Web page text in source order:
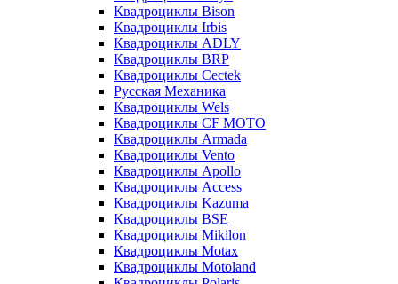
Квадроциклы Bison
Квадроциклы Irbis
Квадроциклы ADLY
Квадроциклы BRP
Квадроциклы Cectek
Русская Механика
Квадроциклы Wels
Квадроциклы CF MOTO
Квадроциклы Armada
Квадроциклы Vento
Квадроциклы Apollo
Квадроциклы Access
Квадроциклы Kazuma
Квадроциклы BSE
Квадроциклы Mikilon
Квадроциклы Motax
Квадроциклы Motoland